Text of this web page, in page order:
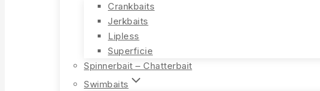
Crankbaits
Jerkbaits
Lipless
Superficie
Spinnerbait – Chatterbait
Swimbaits